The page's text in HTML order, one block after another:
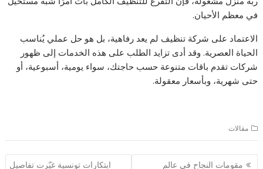
في معظم الأحيان.
الاعتماد على شركة تنظيف لم يعد رفاهية، بل هو حل عملي يُناسب
الحياة العصرية. وقد أدى تزايد الطلب على هذه الخدمات إلى ظهور
شركات تقدم باقات متنوعة حسب حاجتك، سواء يومية، أسبوعية، أو
حتى شهرية، وبأسعار معقولة.
مقالات
تصفّح
مقومات النجاح في عالم
ابتكارات تونسية غيّرت تفاصيل